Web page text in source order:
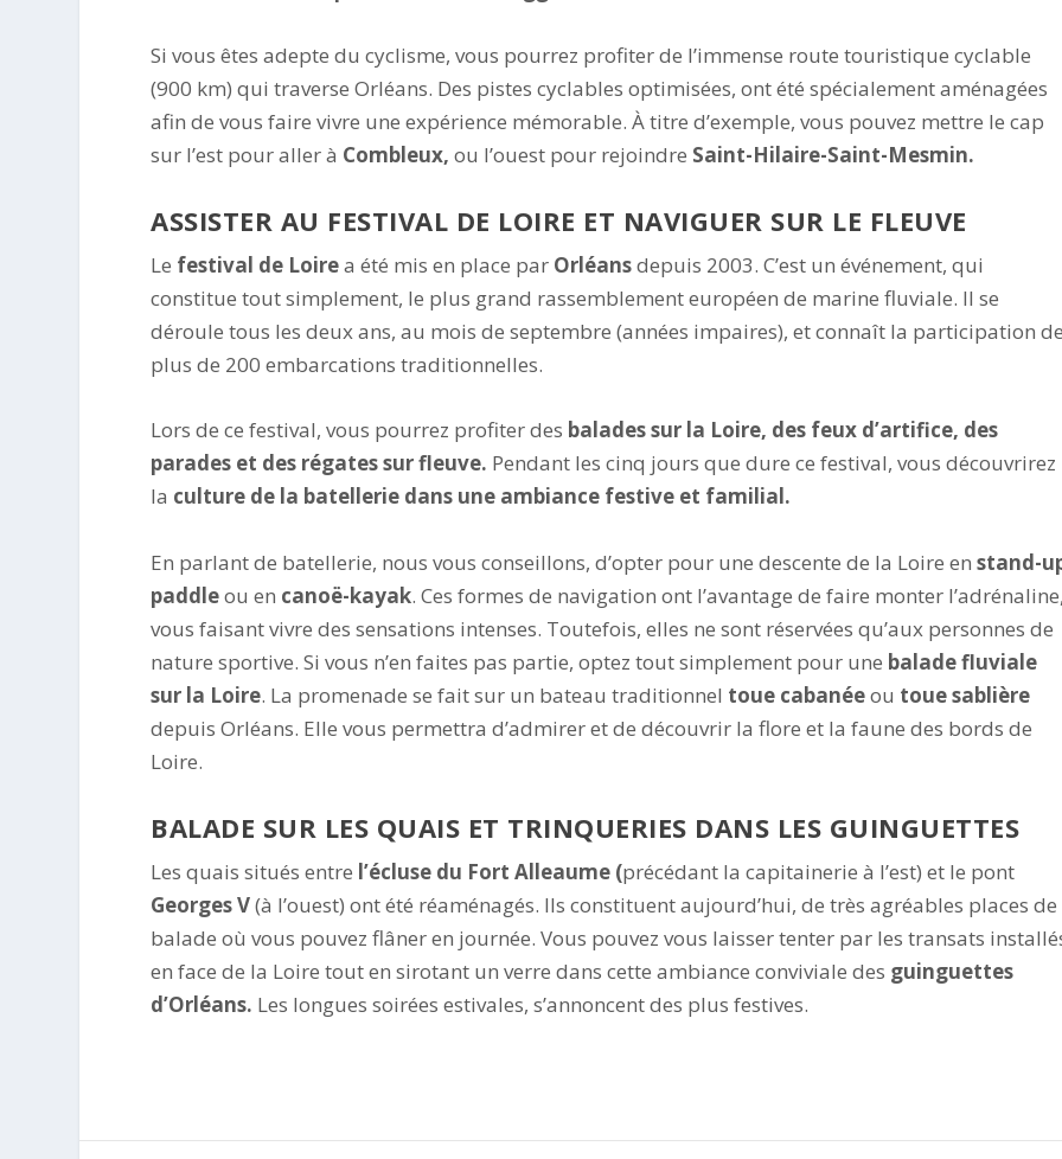
Si vous êtes adepte du cyclisme, vous pourrez profiter de l’immense route touristique cyclable
(900 km) qui traverse Orléans. Des pistes cyclables optimisées, ont été spécialement aménagées
afin de vous faire vivre une expérience mémorable. À titre d’exemple, vous pouvez mettre le cap
sur l’est pour aller à Combleux,ou l’ouest pour rejoindre Saint-Hilaire-Saint-Mesmin.
ASSISTER AU FESTIVAL DE LOIRE ET NAVIGUER SUR LE FLEUVE
Le festival de Loirea été mis en place par Orléansdepuis 2003. C’est un événement, qui
constitue tout simplement, le plus grand rassemblement européen de marine fluviale. Il se
déroule tous les deux ans, au mois de septembre (années impaires), et connaît la participation
plus de 200 embarcations traditionnelles.
Lors de ce festival, vous pourrez profiter des balades sur la Loire, des feux d’artifice, des
parades et des régates sur fleuve. Pendant les cinq jours que dure ce festival, vous découvrirez
la culture de la batellerie dans une ambiance festive et familial.
En parlant de batellerie, nous vous conseillons, d’opter pour une descente de la Loire enstand-
paddleou en canoë-kayak. Ces formes de navigation ont l’avantage de faire monter
vous faisant vivre des sensations intenses. Toutefois, elles ne sont réservées qu’aux personnes de
nature sportive. Si vous n’en faites pas partie, optez tout simplement pour une balade fluviale
sur la Loire. La promenade se fait sur un bateau traditionnel toue cabanéeou toue sablière
depuis Orléans. Elle vous permettra d’admirer et de découvrir la flore et la faune des bords de
Loire.
BALADE SUR LES QUAIS ET TRINQUERIES DANS LES GUINGUETTES
Les quais situés entre l’écluse du Fort Alleaume (précédant la capitainerie à l’est) et le pont
Georges V(à l’ouest) ont été réaménagés. Ils constituent aujourd’hui, de très agréables places de
balade où vous pouvez flâner en journée. Vous pouvez vous laisser tenter par les transats
en face de la Loire tout en sirotant un verre dans cette ambiance conviviale des guinguettes
d’Orléans. Les longues soirées estivales, s’annoncent des plus festives.